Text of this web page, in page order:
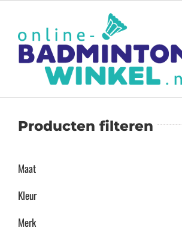
inhoud
Producten filteren
Maat
Kleur
Merk